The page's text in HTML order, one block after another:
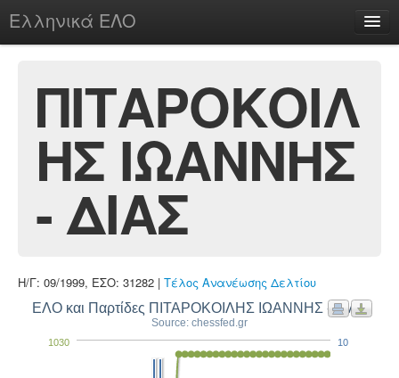
Ελληνικά ΕΛΟ
chesstu.be @ discord
Login
ΠΙΤΑΡΟΚΟΙΛ
ΗΣ ΙΩΑΝΝΗΣ
- ΔΙΑΣ
Η/Γ: 09/1999, ΕΣΟ: 31282 | Τέλος Ανανέωσης Δελτίου
ΕΛΟ και Παρτίδες ΠΙΤΑΡΟΚΟΙΛΗΣ ΙΩΑΝΝΗΣ - ΔΙΑΣ
Source: chessfed.gr
1030 10